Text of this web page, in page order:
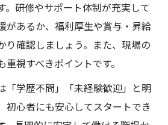
。研修やサポート体制が充実して
があるか、福利厚生や賞与・昇給
り確認しましょう。また、現場の
視すべきポイントです。
「学歴不問」「未経験歓迎」と明
初心者にも安心してスタートでき